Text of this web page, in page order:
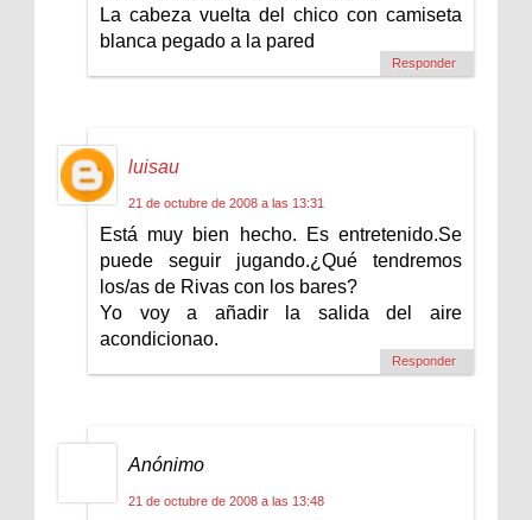
La cabeza vuelta del chico con camiseta
blanca pegado a la pared
Responder
luisau
21 de octubre de 2008 a las 13:31
Está muy bien hecho. Es entretenido.Se
puede seguir jugando.¿Qué tendremos
los/as de Rivas con los bares?
Yo voy a añadir la salida del aire
acondicionao.
Responder
Anónimo
21 de octubre de 2008 a las 13:48